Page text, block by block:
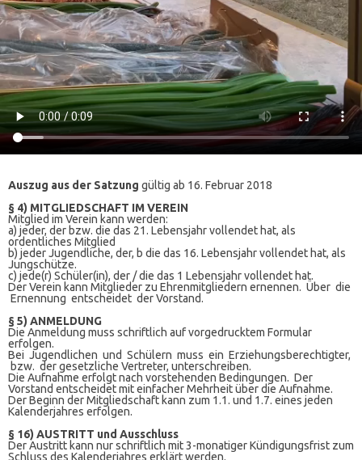
Auszug aus der Satzung gültig ab 16. Februar 2018
§ 4) MITGLIEDSCHAFT IM VEREIN
Mitglied im Verein kann werden:
a) jeder, der bzw. die das 21. Lebensjahr vollendet hat, als
ordentliches Mitglied
b) jeder Jugendliche, der, b die das 16. Lebensjahr vollendet hat, als
Jungschütze.
c) jede(r) Schüler(in), der / die das 1 Lebensjahr vollendet hat.
Der Verein kann Mitglieder zu Ehrenmitgliedern ernennen. Über die
Ernennung entscheidet der Vorstand.
§ 5) ANMELDUNG
Die Anmeldung muss schriftlich auf vorgedrucktem Formular
erfolgen.
Bei Jugendlichen und Schülern muss ein Erziehungsberechtigter,
bzw. der gesetzliche Vertreter, unterschreiben.
Die Aufnahme erfolgt nach vorstehenden Bedingungen. Der
Vorstand entscheidet mit einfacher Mehrheit über die Aufnahme.
Der Beginn der Mitgliedschaft kann zum 1.1. und 1.7. eines jeden
Kalenderjahres erfolgen.
§ 16) AUSTRITT und Ausschluss
Der Austritt kann nur schriftlich mit 3-monatiger Kündigungsfrist zum
Schluss des Kalenderjahres erklärt werden.